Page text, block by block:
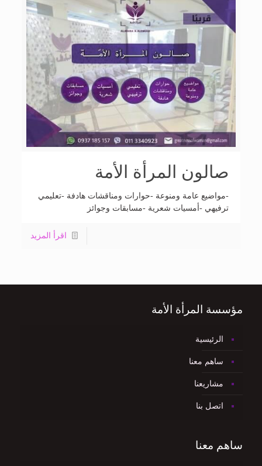
صالون المرأة الأمة
-مواضيع عامة ومنوعة -حوارات ومناقشات هادفة -تعليمي
ترفيهي -أمسيات شعرية -مسابقات وجوائز
اقرأ المزيد
مؤسسة المرأة الأمة
الرئيسية
ساهم معنا
مشاريعنا
اتصل بنا
ساهم معنا